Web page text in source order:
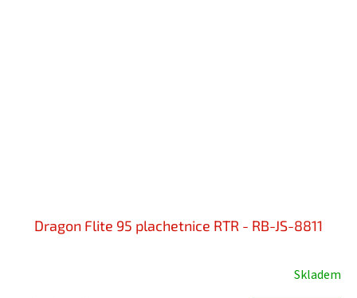
Dragon Flite 95 plachetnice RTR - RB-JS-8811
Skladem